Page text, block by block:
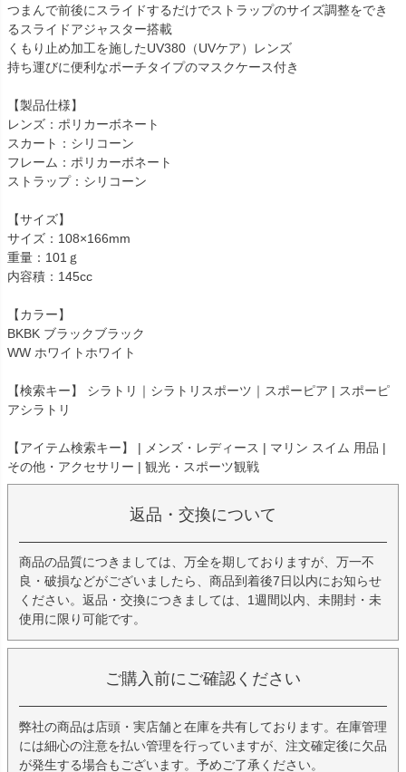
つまんで前後にスライドするだけでストラップのサイズ調整をでき
るスライドアジャスター搭載
くもり止め加工を施したUV380（UVケア）レンズ
持ち運びに便利なポーチタイプのマスクケース付き
【製品仕様】
レンズ：ポリカーボネート
スカート：シリコーン
フレーム：ポリカーボネート
ストラップ：シリコーン
【サイズ】
サイズ：108×166mm
重量：101ｇ
内容積：145cc
【カラー】
BKBK ブラックブラック
WW ホワイトホワイト
【検索キー】 シラトリ｜シラトリスポーツ｜スポーピア | スポーピ
アシラトリ
【アイテム検索キー】 | メンズ・レディース | マリン スイム 用品 |
その他・アクセサリー | 観光・スポーツ観戦
返品・交換について
商品の品質につきましては、万全を期しておりますが、万一不
良・破損などがございましたら、商品到着後7日以内にお知らせ
ください。返品・交換につきましては、1週間以内、未開封・未
使用に限り可能です。
ご購入前にご確認ください
弊社の商品は店頭・実店舗と在庫を共有しております。在庫管理
には細心の注意を払い管理を行っていますが、注文確定後に欠品
が発生する場合もございます。予めご了承ください。